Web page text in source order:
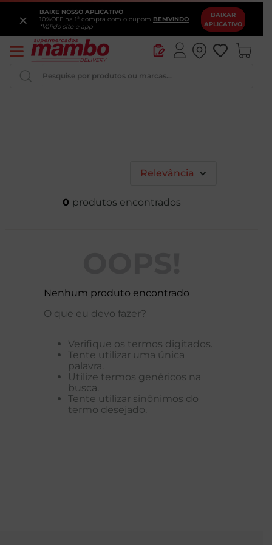
BAIXE NOSSO APLICATIVO
10%OFF na 1ª compra com o cupom BEMVINDO
*Válido site e app
BAIXAR
APLICATIVO
×
Pesquise por produtos ou marcas...
Relevância
0
Nenhum produto encontrado
O que eu devo fazer?
Verifique os termos digitados.
Tente utilizar uma única
palavra.
Utilize termos genéricos na
busca.
Tente utilizar sinônimos do
termo desejado.